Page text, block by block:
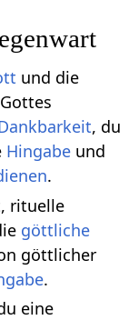
und die
, du
Hingabeund
.
rituelle
göttliche
göttlicher
.
eine